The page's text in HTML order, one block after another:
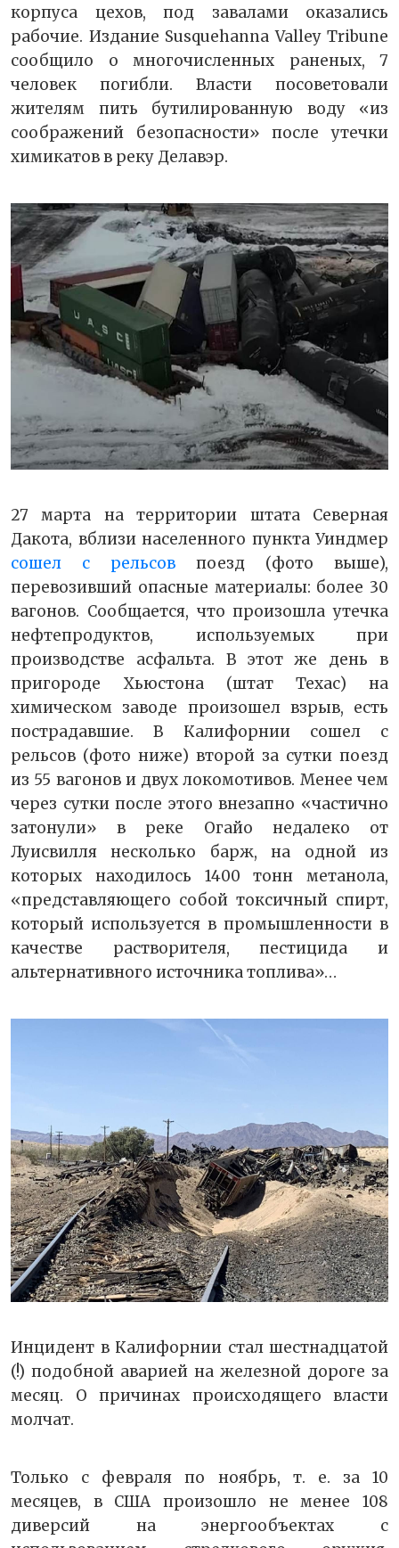
корпуса цехов, под завалами оказались
рабочие. Издание Susquehanna Valley Tribune
сообщило о многочисленных раненых, 7
человек погибли. Власти посоветовали
жителям пить бутилированную воду «из
соображений безопасности» после утечки
химикатов в реку Делавэр.
27 марта на территории штата Северная
Дакота, вблизи населенного пункта Уиндмер
сошел с рельсов поезд (фото выше),
перевозивший опасные материалы: более 30
вагонов. Сообщается, что произошла утечка
нефтепродуктов, используемых при
производстве асфальта. В этот же день в
пригороде Хьюстона (штат Техас) на
химическом заводе произошел взрыв, есть
пострадавшие. В Калифорнии сошел с
рельсов (фото ниже) второй за сутки поезд
из 55 вагонов и двух локомотивов. Менее чем
через сутки после этого внезапно «частично
затонули» в реке Огайо недалеко от
Луисвилля несколько барж, на одной из
которых находилось 1400 тонн метанола,
«представляющего собой токсичный спирт,
который используется в промышленности в
качестве растворителя, пестицида и
альтернативного источника топлива»…
Инцидент в Калифорнии стал шестнадцатой
(!) подобной аварией на железной дороге за
месяц. О причинах происходящего власти
молчат.
Только с февраля по ноябрь, т. е. за 10
месяцев, в США произошло не менее 108
диверсий на энергообъектах с